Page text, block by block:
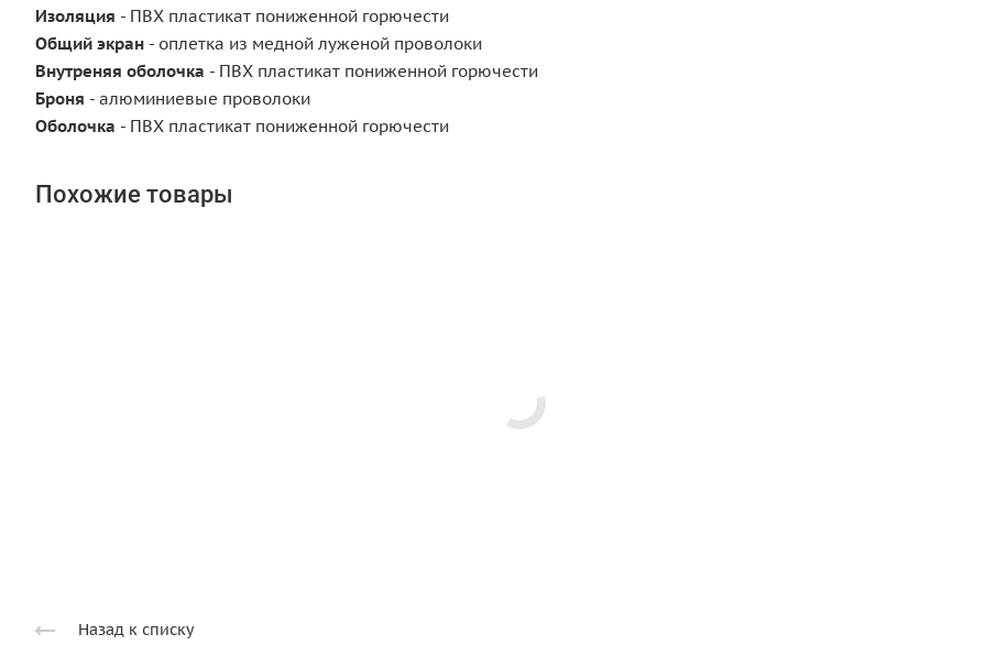
Изоляция - ПВХ пластикат пониженной горючести
Общий экран - оплетка из медной луженой проволоки
Внутреняя оболочка - ПВХ пластикат пониженной горючести
Броня - алюминиевые проволоки
Оболочка - ПВХ пластикат пониженной горючести
Похожие товары
Назад к списку